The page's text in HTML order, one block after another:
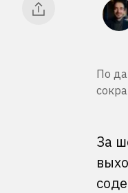
По
За